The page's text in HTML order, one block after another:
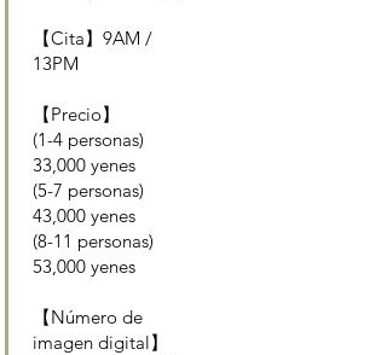
【Cita】9AM /
13PM
【Precio】
(1-4 personas)
33,000 yenes
(5-7 personas)
43,000 yenes
(8-11 personas)
53,000 yenes
【Número de
imagen digital】